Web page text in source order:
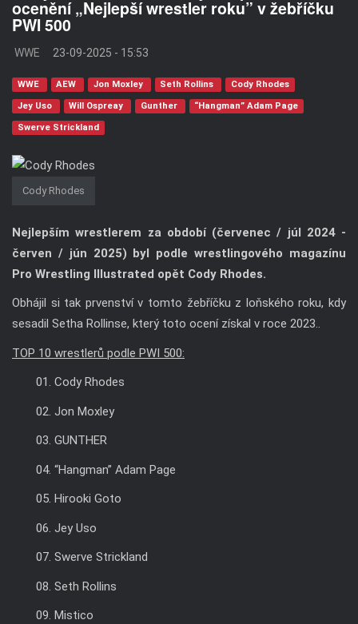
ocenění „Nejlepší wrestler roku” v žebříčku
PWI 500
WWE 23-09-2025 - 15:53
WWE AEW Jon Moxley Seth Rollins Cody Rhodes
Jey Uso Will Ospreay Gunther “Hangman” Adam Page
Swerve Strickland
Cody Rhodes
Nejlepším wrestlerem za období (červenec / júl 2024 -
červen / jún 2025) byl podle wrestlingového magazínu
Pro Wrestling Illustrated opět Cody Rhodes.
Obhájil si tak prvenství v tomto žebříčku z loňského roku, kdy
sesadil Setha Rollinse, který toto ocení získal v roce 2023..
TOP 10 wrestlerů podle PWI 500:
01. Cody Rhodes
02. Jon Moxley
03. GUNTHER
04. “Hangman” Adam Page
05. Hirooki Goto
06. Jey Uso
07. Swerve Strickland
08. Seth Rollins
09. Mistico